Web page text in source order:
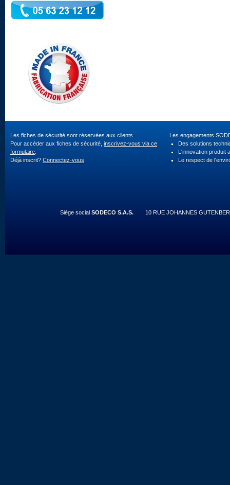
Les fiches de sécurité sont réservées aux clients.
Pour accéder aux fiches de sécurité, inscrivez-vous via ce
formulaire
Déjà inscrit? Connectez-vous
Les engagements
Des solutions
L'innovation produit
Le respect de
Siège social SODECO S.A.S. 10 RUE JOHANNES